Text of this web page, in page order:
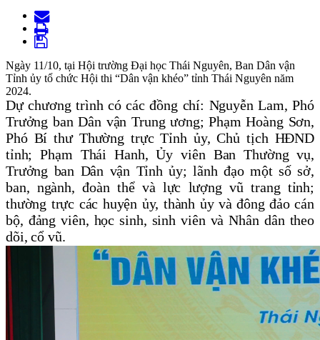
Ngày 11/10, tại Hội trường Đại học Thái Nguyên, Ban Dân vận
Tỉnh ủy tổ chức Hội thi “Dân vận khéo” tỉnh Thái Nguyên năm
2024.
Dự chương trình cócác đồng chí: Nguyễn Lam, Phó
Trưởng ban Dân vận Trung ương; Phạm Hoàng Sơn,
Phó Bí thư Thường trực Tỉnh ủy, Chủ tịch HĐND
tỉnh; Phạm Thái Hanh, Ủy viên Ban Thường vụ,
Trưởng ban Dân vận Tỉnh ủy; lãnh đạo một số sở,
ban, ngành, đoàn thể và lực lượng vũ trang tỉnh;
thường trực các huyện ủy, thành ủy và đông đảo cán
bộ, đảng viên, học sinh, sinh viên và Nhân dân theo
dõi, cổ vũ.